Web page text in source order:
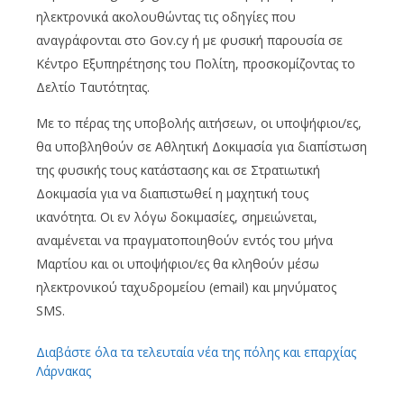
ηλεκτρονικά ακολουθώντας τις οδηγίες που
αναγράφονται στο Gov.cy ή με φυσική παρουσία σε
Κέντρο Εξυπηρέτησης του Πολίτη, προσκομίζοντας το
Δελτίο Ταυτότητας.
Με το πέρας της υποβολής αιτήσεων, οι υποψήφιοι/ες,
θα υποβληθούν σε Αθλητική Δοκιμασία για διαπίστωση
της φυσικής τους κατάστασης και σε Στρατιωτική
Δοκιμασία για να διαπιστωθεί η μαχητική τους
ικανότητα. Οι εν λόγω δοκιμασίες, σημειώνεται,
αναμένεται να πραγματοποιηθούν εντός του μήνα
Μαρτίου και οι υποψήφιοι/ες θα κληθούν μέσω
ηλεκτρονικού ταχυδρομείου (email) και μηνύματος
SMS.
Διαβάστε όλα τα τελευταία νέα της πόλης και επαρχίας
Λάρνακας